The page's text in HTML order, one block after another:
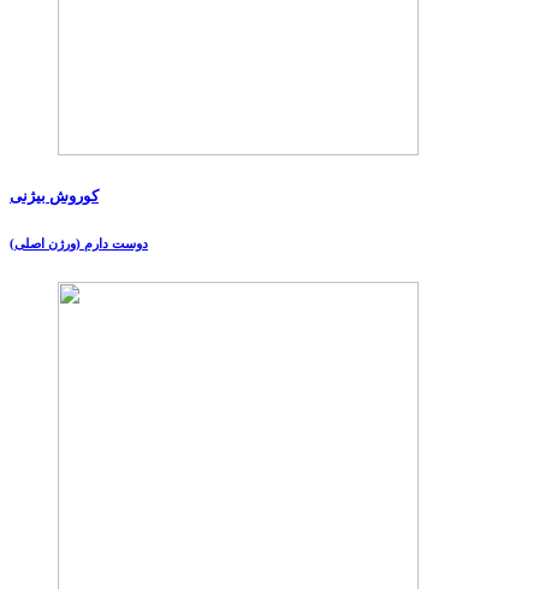
کوروش بیژنی
دوست دارم (ورژن اصلی)